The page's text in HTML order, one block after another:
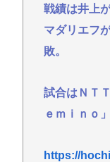
戦績は井上
マダリエフ
敗。
試合はＮＴ
ｅｍｉｎｏ
https://